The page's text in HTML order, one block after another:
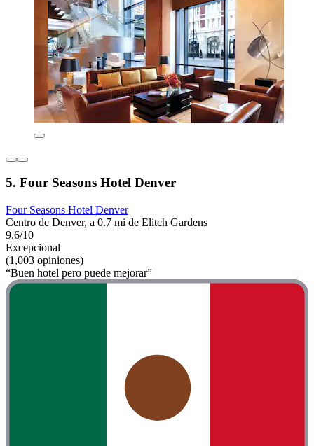
5. Four Seasons Hotel Denver
Four Seasons Hotel Denver
Centro de Denver, a 0.7 mi de Elitch Gardens
9.6/10
Excepcional
(1,003 opiniones)
“Buen hotel pero puede mejorar”